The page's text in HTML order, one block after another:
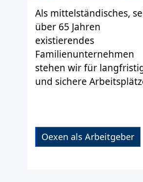
Als mittelständisches,
über 65 Jahren
existierendes
Familienunternehmen
stehen wir für
und sichere
Oexen als Arbeitgeber